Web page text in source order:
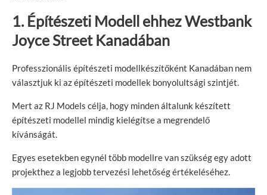
1. Építészeti Modell ehhezWestbank
Joyce Street Kanadában
Professzionális építészeti modellkészítőként Kanadában nem
választjuk ki az építészeti modellek bonyolultsági szintjét.
Mert az RJ Models célja, hogy minden általunk készített
építészeti modellel mindig kielégítse a megrendelő
kívánságát.
Egyes esetekben egynél több modellre van szükség egy adott
projekthez a legjobb tervezési lehetőség értékeléséhez.